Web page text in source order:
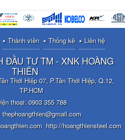
Thành viên Thống kê Liên hệ
ĐẦU TƯ TM - XNK HOÀNG
THIÊN
Thới Hiệp 07, P.Tân Thới Hiệp, Q.12,
TP.HCM
thoại: 0903 355 788
thephoangthien@gmail.com
http://hoangthiensteel.com